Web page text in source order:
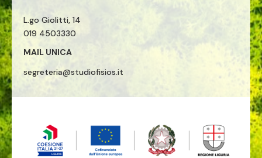
L.go Giolitti, 14
019 4503330
MAIL UNICA
segreteria@studiofisios.it